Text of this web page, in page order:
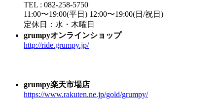
TEL : 082-258-5750
11:00〜19:00(平日) 12:00〜19:00(日/祝日)
定休日：水・木曜日
grumpyオンラインショップ
http://ride.grumpy.jp/
grumpy楽天市場店
https://www.rakuten.ne.jp/gold/grumpy/